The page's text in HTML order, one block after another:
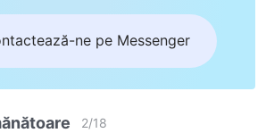
ne pe Messenger
2/18